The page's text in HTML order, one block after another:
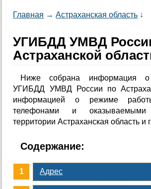
Главная →Астраханская область ↓
УГИБДД УМВД
Астраханской
Ниже собрана информация о
УГИБДД УМВД России по
информацией о режиме
телефонами и
территории Астраханская область и
Содержание:
Адрес